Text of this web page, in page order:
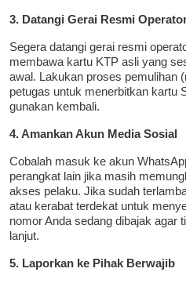
3. Datangi Gerai Resmi
Segera datangi gerai resmi
membawa kartu KTP asli yang
awal. Lakukan proses pemulihan
petugas untuk menerbitkan kartu
gunakan kembali.
4. Amankan Akun Media Sosial
Cobalah masuk ke akun
perangkat lain jika masih
akses pelaku. Jika sudah
atau kerabat terdekat untuk
nomor Anda sedang dibajak agar
lanjut.
5. Laporkan ke Pihak Berwajib